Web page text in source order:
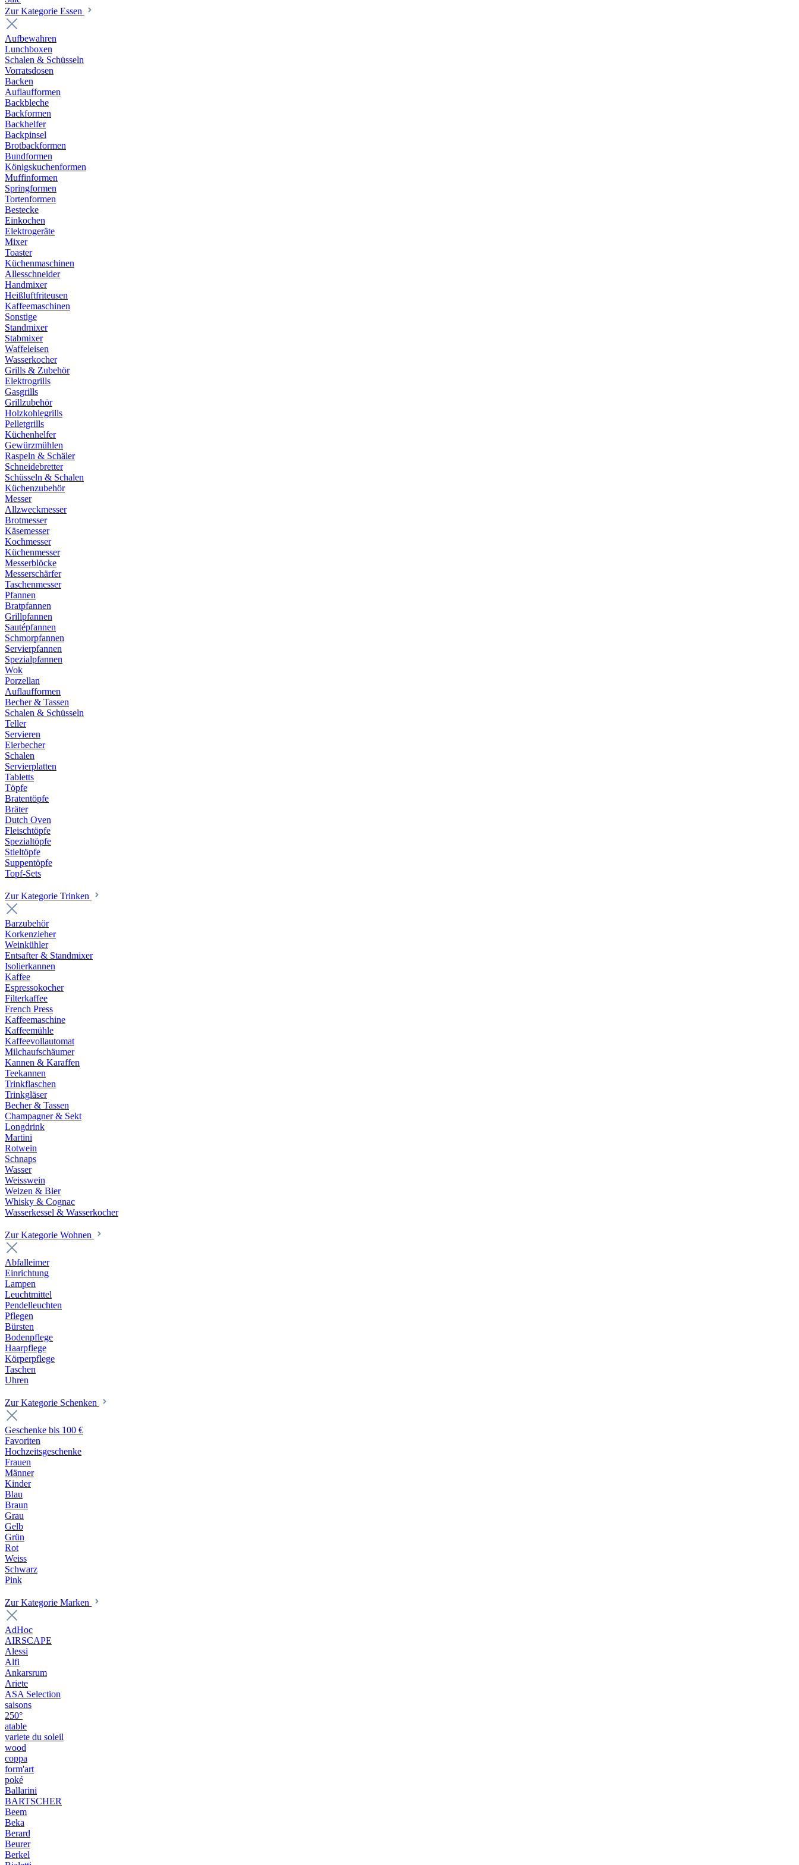
Zur Kategorie Essen
Aufbewahren
Lunchboxen
Schalen & Schüsseln
Vorratsdosen
Backen
Auflaufformen
Backbleche
Backformen
Backhelfer
Backpinsel
Brotbackformen
Bundformen
Königskuchenformen
Muffinformen
Springformen
Tortenformen
Bestecke
Einkochen
Elektrogeräte
Mixer
Toaster
Küchenmaschinen
Allesschneider
Handmixer
Heißluftfriteusen
Kaffeemaschinen
Sonstige
Standmixer
Stabmixer
Waffeleisen
Wasserkocher
Grills & Zubehör
Elektrogrills
Gasgrills
Grillzubehör
Holzkohlegrills
Pelletgrills
Küchenhelfer
Gewürzmühlen
Raspeln & Schäler
Schneidebretter
Schüsseln & Schalen
Küchenzubehör
Messer
Allzweckmesser
Brotmesser
Käsemesser
Kochmesser
Küchenmesser
Messerblöcke
Messerschärfer
Taschenmesser
Pfannen
Bratpfannen
Grillpfannen
Sautépfannen
Schmorpfannen
Servierpfannen
Spezialpfannen
Wok
Porzellan
Auflaufformen
Becher & Tassen
Schalen & Schüsseln
Teller
Servieren
Eierbecher
Schalen
Servierplatten
Tabletts
Töpfe
Bratentöpfe
Bräter
Dutch Oven
Fleischtöpfe
Spezialtöpfe
Stieltöpfe
Suppentöpfe
Topf-Sets
Zur Kategorie Trinken
Barzubehör
Korkenzieher
Weinkühler
Entsafter & Standmixer
Isolierkannen
Kaffee
Espressokocher
Filterkaffee
French Press
Kaffeemaschine
Kaffeemühle
Kaffeevollautomat
Milchaufschäumer
Kannen & Karaffen
Teekannen
Trinkflaschen
Trinkgläser
Becher & Tassen
Champagner & Sekt
Longdrink
Martini
Rotwein
Schnaps
Wasser
Weisswein
Weizen & Bier
Whisky & Cognac
Wasserkessel & Wasserkocher
Zur Kategorie Wohnen
Abfalleimer
Einrichtung
Lampen
Leuchtmittel
Pendelleuchten
Pflegen
Bürsten
Bodenpflege
Haarpflege
Körperpflege
Taschen
Uhren
Zur Kategorie Schenken
Geschenke bis 100 €
Favoriten
Hochzeitsgeschenke
Frauen
Männer
Kinder
Blau
Braun
Grau
Gelb
Grün
Rot
Weiss
Schwarz
Pink
Zur Kategorie Marken
AdHoc
AIRSCAPE
Alessi
Alfi
Ankarsrum
Ariete
ASA Selection
saisons
250°
atable
variete du soleil
wood
coppa
form'art
poké
Ballarini
BARTSCHER
Beem
Beka
Berard
Beurer
Berkel